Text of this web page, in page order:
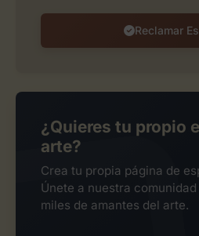
Reclamar
¿Quieres tu propio
arte?
Crea tu propia página de
Únete a nuestra
miles de amantes del arte.